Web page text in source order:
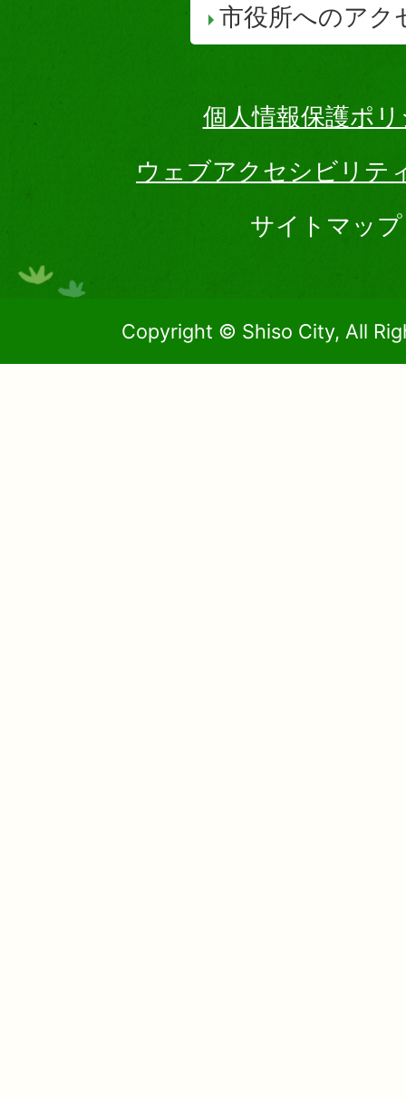
市役所へのアク
個人情報保護ポ
ウェブアクセシビリテ
サイトマップ
Copyright © Shiso City, All